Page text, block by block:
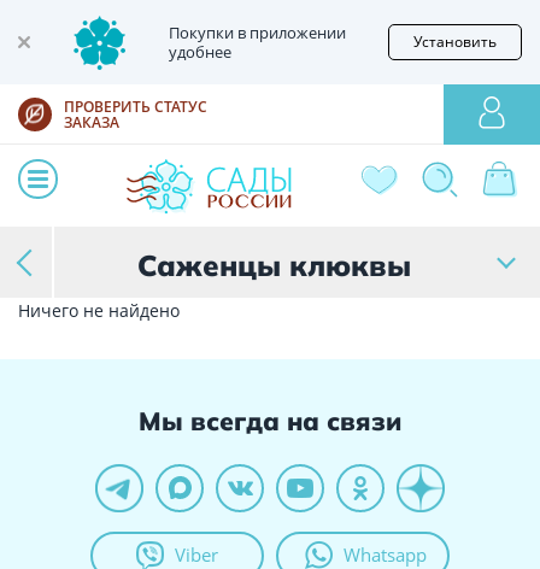
Покупки в приложении
удобнее
Установить
ПРОВЕРИТЬ СТАТУС
ЗАКАЗА
Саженцы клюквы
Ничего не найдено
Мы всегда на связи
Viber Whatsapp